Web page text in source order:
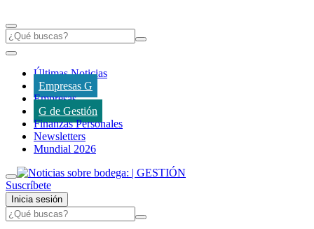
Últimas Noticias
Empresas G
Empresas
G de Gestión
Finanzas Personales
Newsletters
Mundial 2026
Suscríbete
Inicia sesión